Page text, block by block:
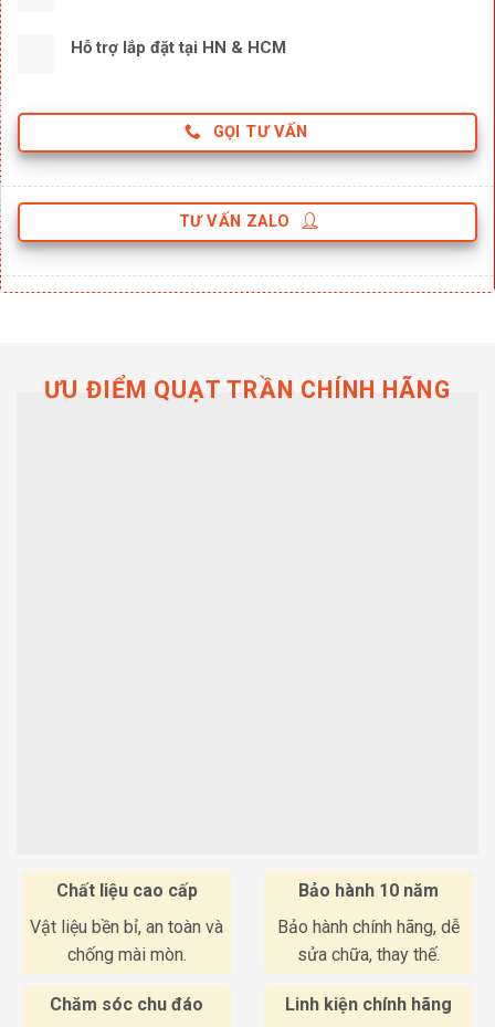
Hỗ trợ lắp đặt tại HN & HCM
GỌI TƯ VẤN
TƯ VẤN ZALO
ƯU ĐIỂM QUẠT TRẦN CHÍNH HÃNG
Chất liệu cao cấp
Vật liệu bền bỉ, an toàn và
chống mài mòn.
Bảo hành 10 năm
Bảo hành chính hãng, dễ
sửa chữa, thay thế.
Chăm sóc chu đáo Linh kiện chính hãng